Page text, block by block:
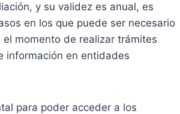
y su validez es anual, es
en los que puede ser necesario
momento de realizar trámites
información en entidades
para poder acceder a los